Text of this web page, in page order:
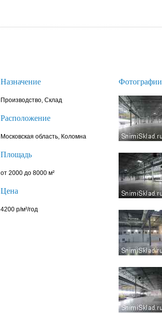
Назначение
Производство, Склад
Расположение
Московская область, Коломна
Площадь
от 2000 до 8000 м²
Цена
4200 р/м²/год
Фотографии